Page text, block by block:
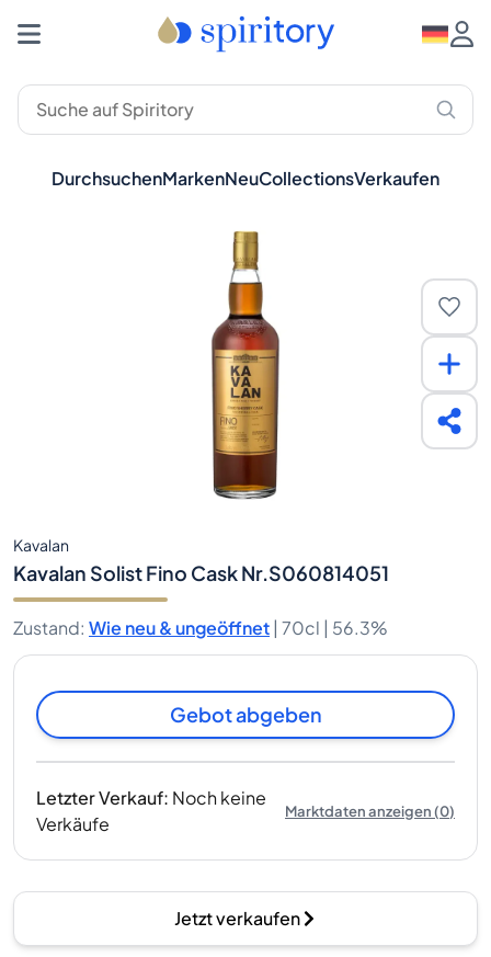
DurchsuchenMarkenNeuCollectionsVerkaufen
Kavalan
Kavalan Solist Fino Cask Nr.S060814051
Zustand: Wie neu & ungeöffnet | 70cl | 56.3%
Gebot abgeben
Letzter Verkauf: Noch keine
Verkäufe
Marktdaten anzeigen(0)
Jetzt verkaufen